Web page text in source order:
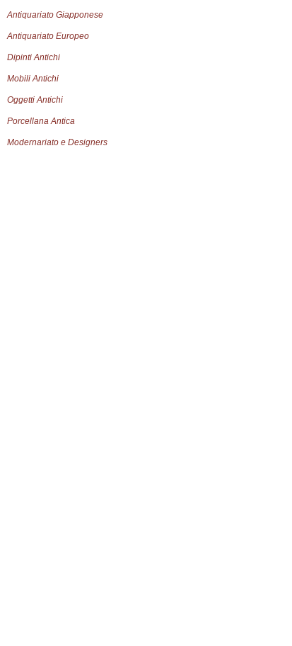
Antiquariato Giapponese
Antiquariato Europeo
Dipinti Antichi
Mobili Antichi
Oggetti Antichi
Porcellana Antica
Modernariato e Designers